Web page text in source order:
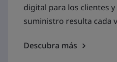
digital para los clientes y
suministro resulta cada
Descubra más